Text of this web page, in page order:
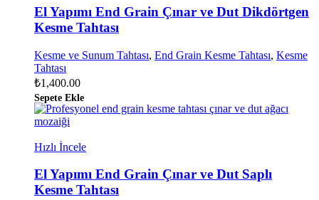
El Yapımı End Grain Çınar ve Dut Dikdörtgen
Kesme Tahtası
Kesme ve Sunum Tahtası, End Grain Kesme Tahtası, Kesme
Tahtası
₺1,400.00
Sepete Ekle
Hızlı İncele
El Yapımı End Grain Çınar ve Dut Saplı
Kesme Tahtası